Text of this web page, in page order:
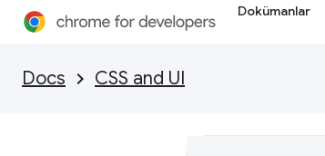
Dokümanlar
Docs CSS and UI